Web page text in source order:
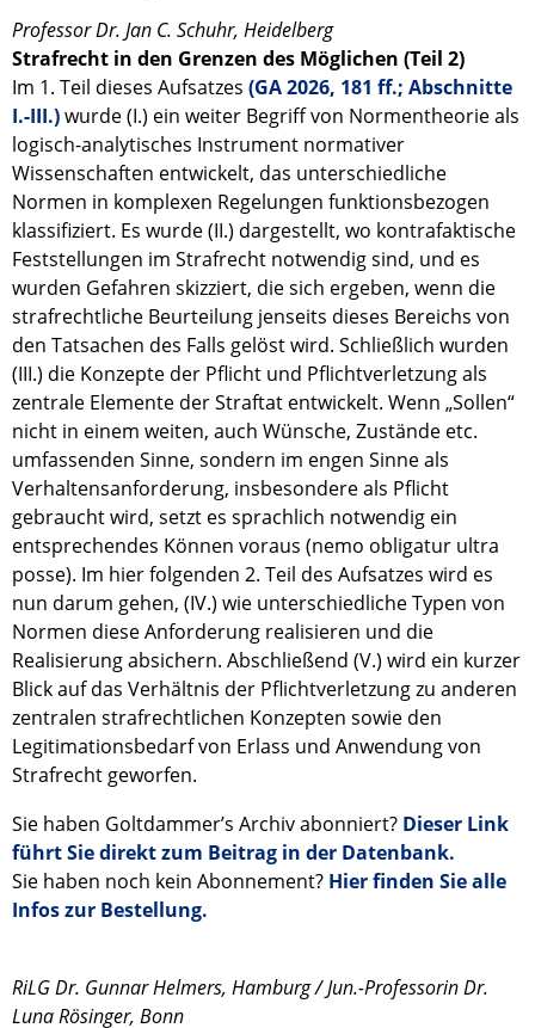
Professor Dr. Jan C. Schuhr, Heidelberg
Strafrecht in den Grenzen des Möglichen (Teil 2)
Im 1. Teil dieses Aufsatzes (GA 2026, 181 ff.; Abschnitte
I.-III.)wurde (I.) ein weiter Begriff von Normentheorie als
logisch-analytisches Instrument normativer
Wissenschaften entwickelt, das unterschiedliche
Normen in komplexen Regelungen funktionsbezogen
klassifiziert. Es wurde (II.) dargestellt, wo kontrafaktische
Feststellungen im Strafrecht notwendig sind, und es
wurden Gefahren skizziert, die sich ergeben, wenn die
strafrechtliche Beurteilung jenseits dieses Bereichs von
den Tatsachen des Falls gelöst wird. Schließlich wurden
(III.) die Konzepte der Pflicht und Pflichtverletzung als
zentrale Elemente der Straftat entwickelt. Wenn „Sollen“
nicht in einem weiten, auch Wünsche, Zustände etc.
umfassenden Sinne, sondern im engen Sinne als
Verhaltensanforderung, insbesondere als Pflicht
gebraucht wird, setzt es sprachlich notwendig ein
entsprechendes Können voraus (nemo obligatur ultra
posse). Im hier folgenden 2. Teil des Aufsatzes wird es
nun darum gehen, (IV.) wie unterschiedliche Typen von
Normen diese Anforderung realisieren und die
Realisierung absichern. Abschließend (V.) wird ein kurzer
Blick auf das Verhältnis der Pflichtverletzung zu anderen
zentralen strafrechtlichen Konzepten sowie den
Legitimationsbedarf von Erlass und Anwendung von
Strafrecht geworfen.
Sie haben Goltdammer’s Archiv abonniert? Dieser Link
führt Sie direkt zum Beitrag in der Datenbank.
Sie haben noch kein Abonnement? Hier finden Sie alle
Infos zur Bestellung.
RiLG Dr. Gunnar Helmers, Hamburg / Jun.-Professorin Dr.
Luna Rösinger, Bonn